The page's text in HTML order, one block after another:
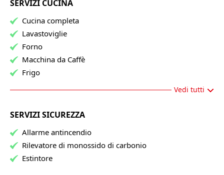
SERVIZI CUCINA
Cucina completa
Lavastoviglie
Forno
Macchina da Caffè
Frigo
Vedi tutti
SERVIZI SICUREZZA
Allarme antincendio
Rilevatore di monossido di carbonio
Estintore